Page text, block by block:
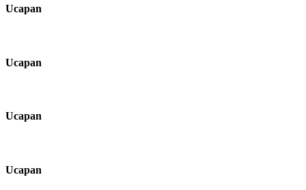
Ucapan
Ucapan
Ucapan
Ucapan